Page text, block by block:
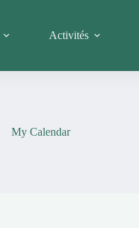
Activités
My Calendar